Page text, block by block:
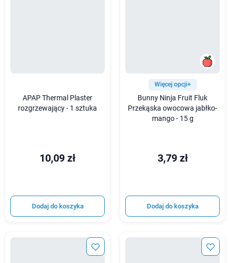
APAP Thermal Plaster
rozgrzewający - 1 sztuka
10,09 zł
Dodaj do koszyka
Więcej opcji+
Bunny Ninja Fruit Fluk
Przekąska owocowa jabłko-
mango - 15 g
3,79 zł
Dodaj do koszyka